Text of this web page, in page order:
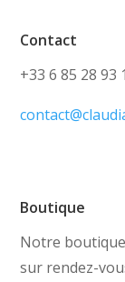
Contact
+33 6 85 28 93
Boutique
Notre
sur rendez-